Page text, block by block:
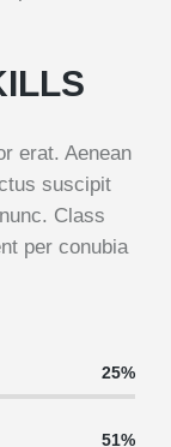
erat. Aenean
suscipit
Class
per conubia
25%
51%